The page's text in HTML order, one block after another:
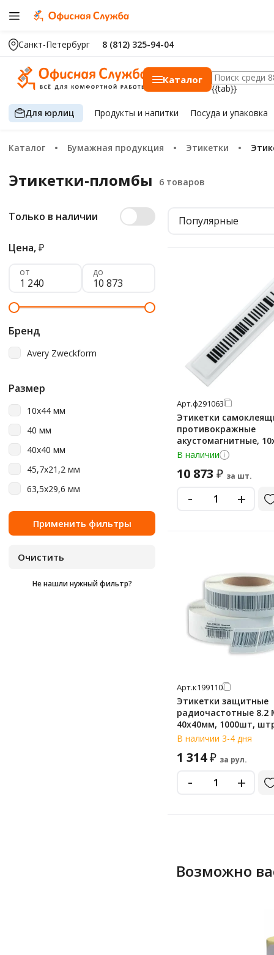
Санкт-Петербург 8 (812) 325-94-04
Каталог
{{tab}}
Для юрлиц Продуктыи напитки Посуда и упаковка
Каталог Бумажная продукция Этикетки
Этикетки-пломбы
Только в наличии
Цена,₽
от до
Бренд
Avery Zweckform
Размер
10х44 мм
40 мм
40х40 мм
45,7х21,2 мм
63,5х29,6 мм
Не нашли нужный фильтр?
Популярные
Арт.ф291063
Этикетки
противокражные
акустомагнитные,
ложный штрихкод
В наличии
10 873 ₽ за шт.
- +
Арт.к199110
Этикетки защитные
радиочастотные 8.2
40х40мм, 1000шт,
В наличии 3-4 дня
1 314₽ за рул.
- +
Возможно